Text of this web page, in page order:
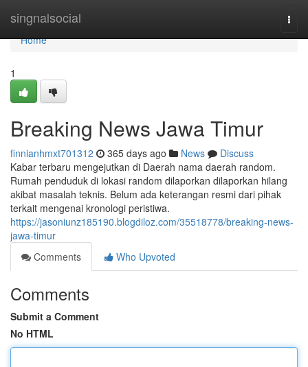
singnalsocial
Home
Home
1
Breaking News Jawa Timur
finnianhmxt701312 365 days ago News
Discuss
Kabar terbaru mengejutkan di Daerah nama daerah random.
Rumah penduduk di lokasi random dilaporkan dilaporkan hilang
akibat masalah teknis. Belum ada keterangan resmi dari pihak
terkait mengenai kronologi peristiwa.
https://jasoniunz185190.blogdiloz.com/35518778/breaking-news-
jawa-timur
Comments
Who Upvoted
Comments
Submit a Comment
No HTML